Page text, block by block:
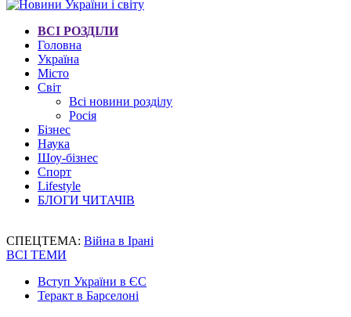
ВСІ РОЗДІЛИ
Головна
Україна
Місто
Світ
Всі новини розділу
Росія
Бізнес
Наука
Шоу-бізнес
Спорт
Lifestyle
БЛОГИ ЧИТАЧІВ
СПЕЦТЕМА: Війна в Ірані
ВСІ ТЕМИ
Вступ України в ЄС
Теракт в Барселоні